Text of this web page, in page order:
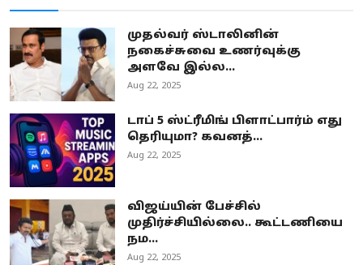
முதல்வர் ஸ்டாலினின்
நகைச்சுவை உணர்வுக்கு
அளவே இல்ல...
Aug 22, 2025
டாப் 5 ஸ்ட்ரீமிங் பிளாட்பார்ம் எது
தெரியுமா? கவனத்...
Aug 22, 2025
விஜய்யின் பேச்சில்
முதிர்ச்சியில்லை.. கூட்டணியை
நம...
Aug 22, 2025